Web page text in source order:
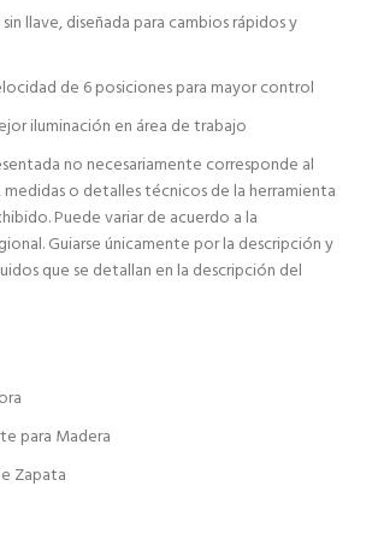
llave, diseñada para cambios rápidos y
de 6 posiciones para mayor control
iluminación en área de trabajo
no necesariamente corresponde al
o detalles técnicos de la herramienta
Puede variar de acuerdo a la
Guiarse únicamente por la descripción y
que se detallan en la descripción del
para Madera
Zapata